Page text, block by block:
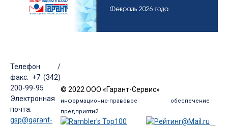
Телефон /
факс: +7 (342)
200-99-95
Электронная
почта:
gsp@garant-
© 2022 ООО «Гарант-Сервис»
информационно-правовое обеспечение
предприятий